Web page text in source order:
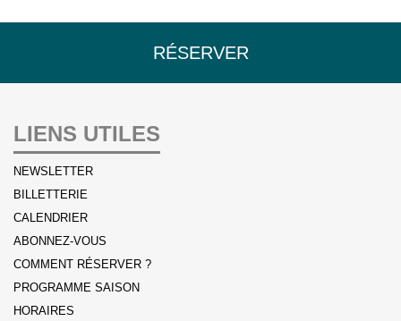
RÉSERVER
LIENS UTILES
NEWSLETTER
BILLETTERIE
CALENDRIER
ABONNEZ-VOUS
COMMENT RÉSERVER ?
PROGRAMME SAISON
HORAIRES